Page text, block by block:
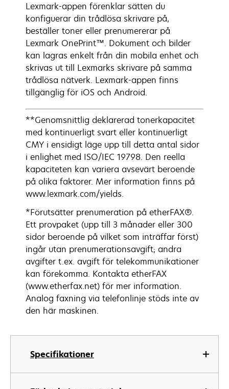
Specifikationer
Lexmark-appen förenklar sätten du
konfiguerar din trådlösa skrivare på,
beställer toner eller prenumererar på
Lexmark OnePrint™. Dokument och bilder
kan lagras enkelt från din mobila enhet och
skrivas ut till Lexmarks skrivare på samma
trådlösa nätverk. Lexmark-appen finns
tillgänglig för iOS och Android.
**Genomsnittlig deklarerad tonerkapacitet
med kontinuerligt svart eller kontinuerligt
CMY i ensidigt läge upp till detta antal sidor
i enlighet med ISO/IEC 19798. Den reella
kapaciteten kan variera avsevärt beroende
på olika faktorer. Mer information finns på
www.lexmark.com/yields.
*Förutsätter prenumeration på etherFAX®.
Ett provpaket (upp till 3 månader eller 300
sidor beroende på vilket som inträffar först)
ingår utan prenumerationsavgift; andra
avgifter t.ex. avgift för telekommunikationer
kan förekomma. Kontakta etherFAX
(www.etherfax.net) för mer information.
Analog faxning via telefonlinje stöds inte av
den här maskinen.